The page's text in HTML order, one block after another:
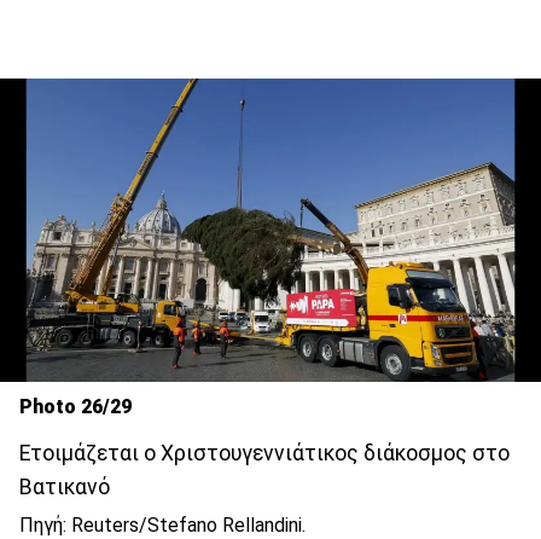
Photo 26/29
Ετοιμάζεται ο Χριστουγεννιάτικος διάκοσμος στο
Βατικανό
Πηγή: Reuters/Stefano Rellandini.